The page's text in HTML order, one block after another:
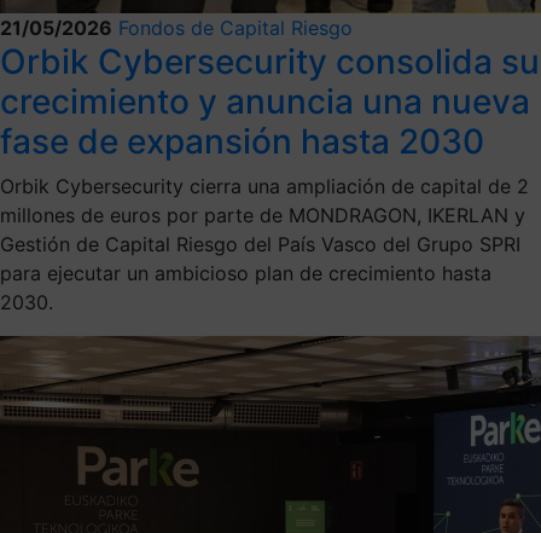
21/05/2026 Fondos de Capital Riesgo
Orbik Cybersecurity consolida su
crecimiento y anuncia una nueva
fase de expansión hasta 2030
Orbik Cybersecurity cierra una ampliación de capital de 2
millones de euros por parte de MONDRAGON, IKERLAN y
Gestión de Capital Riesgo del País Vasco del Grupo SPRI
para ejecutar un ambicioso plan de crecimiento hasta
2030.